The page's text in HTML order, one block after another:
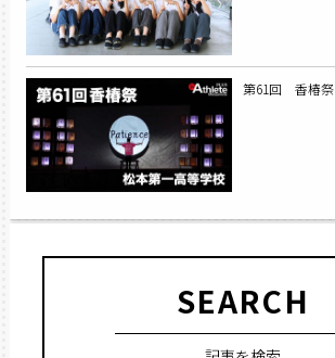
第61回 香椿祭
SEARCH